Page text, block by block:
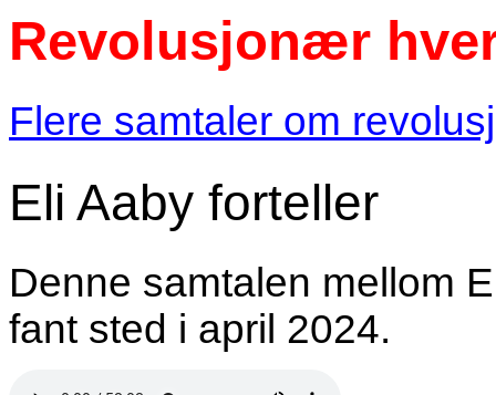
Revolusjonær
Flere samtaler om
Eli Aaby forteller
Denne samtalen mellom
fant sted i april 2024.